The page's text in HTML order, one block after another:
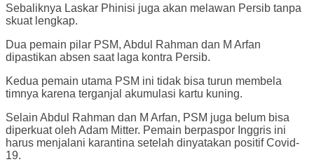
Sebaliknya Laskar Phinisi juga akan melawan Persib tanpa
skuat lengkap.
Dua pemain pilar PSM, Abdul Rahman dan M Arfan
dipastikan absen saat laga kontra Persib.
Kedua pemain utama PSM ini tidak bisa turun membela
timnya karena terganjal akumulasi kartu kuning.
Selain Abdul Rahman dan M Arfan, PSM juga belum bisa
diperkuat oleh Adam Mitter. Pemain berpaspor Inggris ini
harus menjalani karantina setelah dinyatakan positif Covid-
19.